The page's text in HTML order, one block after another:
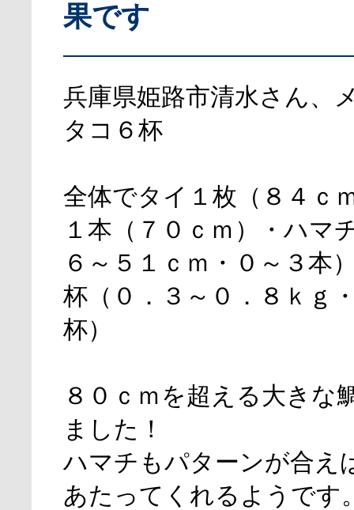
果です
兵庫県姫路市清水さん、
タコ６杯
全体でタイ１枚（８４ｃ
１本（７０ｃｍ）・ハマ
６～５１ｃｍ・０～３本
杯（０．３～０．８ｋｇ
杯）
８０ｃｍを超える大きな
ました！
ハマチもパターンが合え
あたってくれるようです